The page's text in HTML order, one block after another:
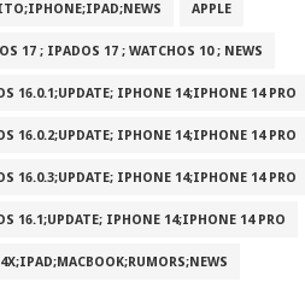
APPLE
17 ; IPADOS 17 ; WATCHOS 10 ; NEWS
16.0.1;UPDATE; IPHONE 14;IPHONE 14 PRO
16.0.2;UPDATE; IPHONE 14;IPHONE 14 PRO
16.0.3;UPDATE; IPHONE 14;IPHONE 14 PRO
16.1;UPDATE; IPHONE 14;IPHONE 14 PRO